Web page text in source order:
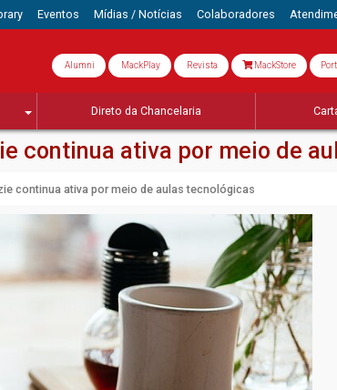
Eventos Mídias / Notícias Colaboradores
Alumni MackPlay Revista MackStore
Direto da Chancelaria
continua ativa por meio de
continua ativa por meio de aulas tecnológicas